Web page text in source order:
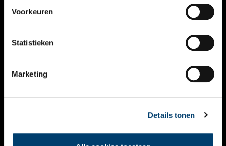
Voorkeuren
Statistieken
Marketing
Details tonen
KALENDER
THEMA’S
VIDEO’S
CONTACT